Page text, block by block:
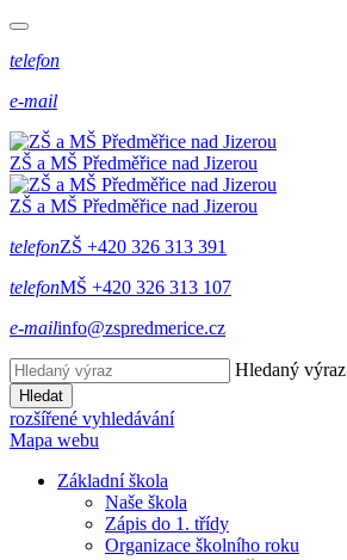
telefon
e-mail
ZŠ a MŠ Předměřice nad Jizerou
ZŠ a MŠ Předměřice nad Jizerou
telefonZŠ +420 326 313 391
telefonMŠ +420 326 313 107
e-mailinfo@zspredmerice.cz
Hledaný výraz
Hledat
rozšířené vyhledávání
Mapa webu
Základní škola
Naše škola
Zápis do 1. třídy
Organizace školního roku